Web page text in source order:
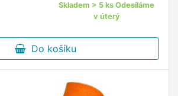
od českého …
Skladem > 5 ks Odesíláme
v úterý
Do košíku